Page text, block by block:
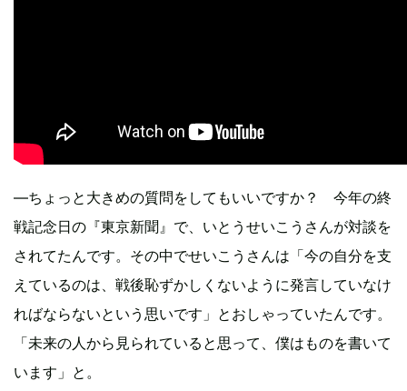
―ちょっと大きめの質問をしてもいいですか？ 今年の終
戦記念日の『東京新聞』で、いとうせいこうさんが対談を
されてたんです。その中でせいこうさんは「今の自分を支
えているのは、戦後恥ずかしくないように発言していなけ
ればならないという思いです」とおしゃっていたんです。
「未来の人から見られていると思って、僕はものを書いて
います」と。